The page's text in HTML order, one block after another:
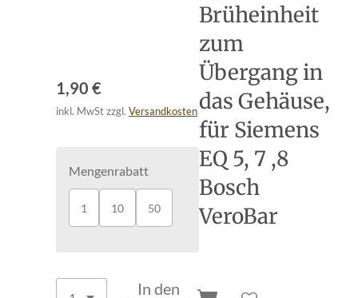
Brüheinheit
zum
Übergang in
das Gehäuse,
für Siemens
EQ 5, 7 ,8
Bosch
VeroBar
1,90 €
inkl. MwSt zzgl. Versandkosten
Mengenrabatt
1 10 50
In den